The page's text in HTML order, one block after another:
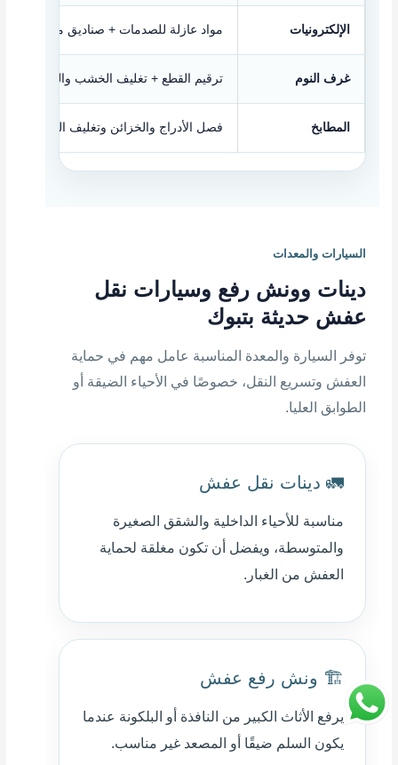
الإلكترونيات مواد عازلة للصدمات + صناديق مخصصة
غرف النوم ترقيم القطع + تغليف الخشب والمرايا
المطابخ فصل الأدراج والخزائن وتغليف الزجاجيات
السيارات والمعدات
دينات وونش رفع وسيارات نقل
عفش حديثة بتبوك
توفر السيارة والمعدة المناسبة عامل مهم في حماية
العفش وتسريع النقل، خصوصًا في الأحياء الضيقة أو
الطوابق العليا.
🚛 دينات نقل عفش
مناسبة للأحياء الداخلية والشقق الصغيرة
والمتوسطة، ويفضل أن تكون مغلقة لحماية
العفش من الغبار.
🏗️ ونش رفع عفش
يرفع الأثاث الكبير من النافذة أو البلكونة عندما
يكون السلم ضيقًا أو المصعد غير مناسب.